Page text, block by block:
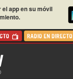
app en su móvil
RADIO EN DIRECTO